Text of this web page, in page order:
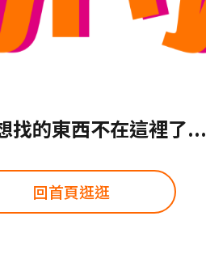
找的東西不在這裡了...
回首頁逛逛